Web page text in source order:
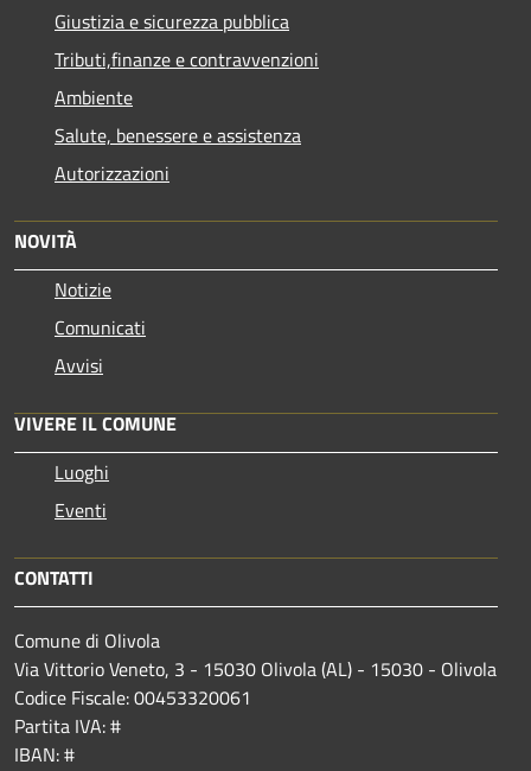
Giustizia e sicurezza pubblica
Tributi,finanze e contravvenzioni
Ambiente
Salute, benessere e assistenza
Autorizzazioni
NOVITÀ
Notizie
Comunicati
Avvisi
VIVERE IL COMUNE
Luoghi
Eventi
CONTATTI
Comune di Olivola
Via Vittorio Veneto, 3 - 15030 Olivola (AL) - 15030 - Olivola
Codice Fiscale: 00453320061
Partita IVA: #
IBAN: #